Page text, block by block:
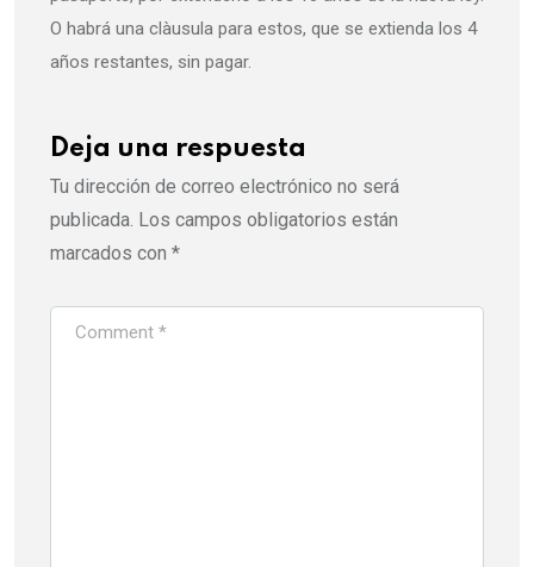
O habrá una clàusula para estos, que se extienda los 4
años restantes, sin pagar.
Deja una respuesta
Tu dirección de correo electrónico no será
publicada. Los campos obligatorios están
marcados con *